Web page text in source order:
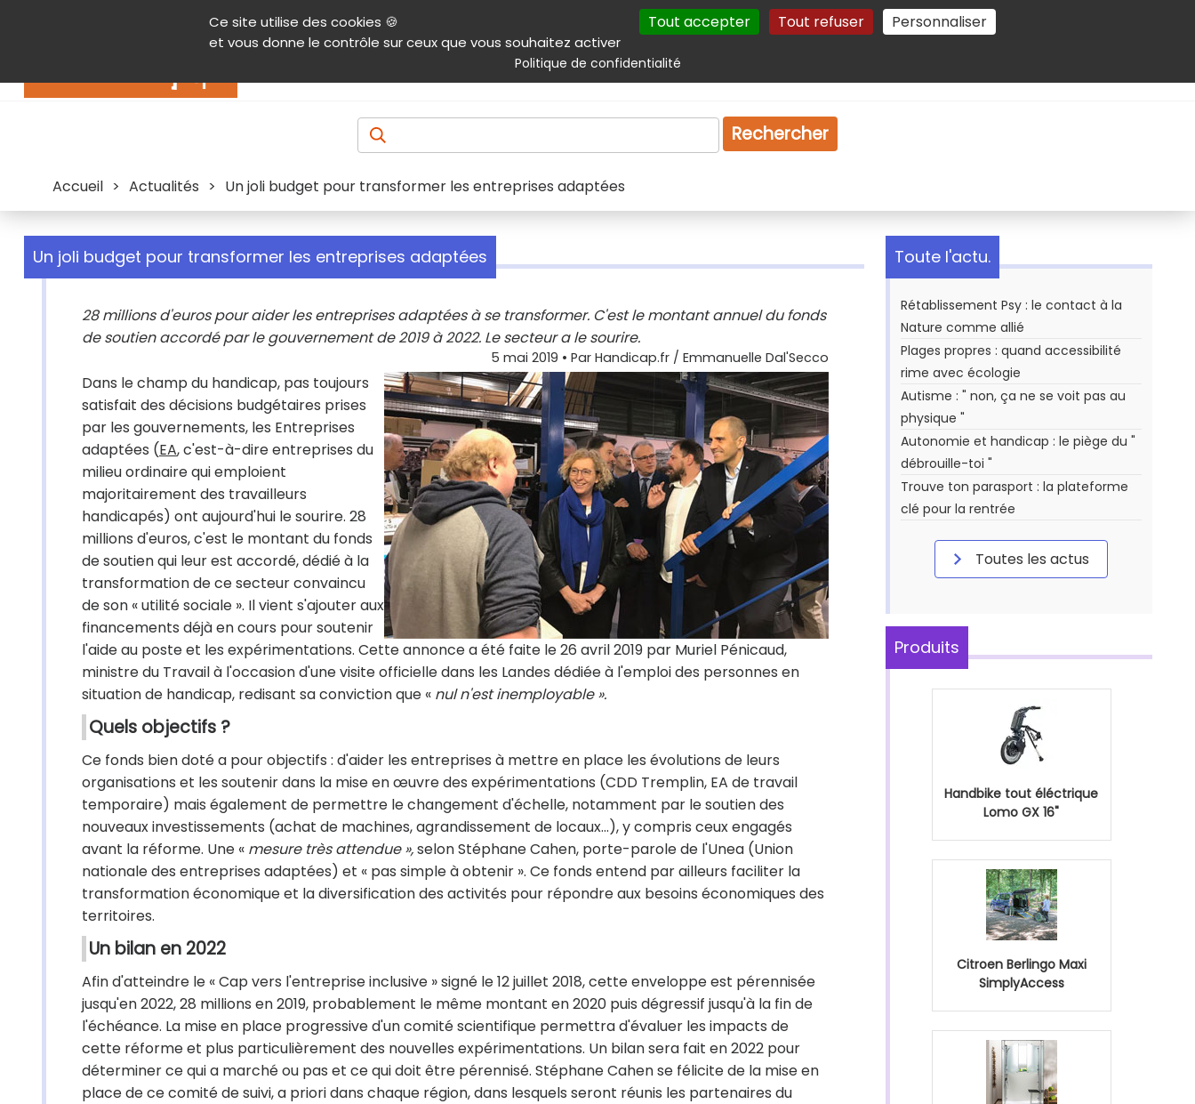
Ce site utilise des cookies 🍪
et vous donne le contrôle sur ceux que vous souhaitez activer
Tout accepter Tout refuser Personnaliser
Politique de confidentialité
Contenu Aide et accessibilité Menu principal Autres services Plan du site Gestion des cookies
Produits & services Emploi Droit
Rechercher
Accueil > Actualités > Un joli budget pour transformer les entreprises adaptées
Un joli budget pour transformer les entreprises adaptées
28 millions d'euros pour aider les entreprises adaptées à se transformer. C'est le montant annuel du fonds
de soutien accordé par le gouvernement de 2019 à 2022. Le secteur a le sourire.
5 mai 2019 • Par Handicap.fr / Emmanuelle Dal'Secco
Dans le champ du handicap, pas toujours
satisfait des décisions budgétaires prises
par les gouvernements, les Entreprises
adaptées (EA, c'est-à-dire entreprises du
milieu ordinaire qui emploient
majoritairement des travailleurs
handicapés) ont aujourd'hui le sourire. 28
millions d'euros, c'est le montant du fonds
de soutien qui leur est accordé, dédié à la
transformation de ce secteur convaincu
de son « utilité sociale ». Il vient s'ajouter aux
financements déjà en cours pour soutenir
l'aide au poste et les expérimentations. Cette annonce a été faite le 26 avril 2019 par Muriel Pénicaud,
ministre du Travail à l'occasion d'une visite officielle dans les Landes dédiée à l'emploi des personnes en
situation de handicap, redisant sa conviction que « nul n'est inemployable ».
Quels objectifs ?
Ce fonds bien doté a pour objectifs : d'aider les entreprises à mettre en place les évolutions de leurs
organisations et les soutenir dans la mise en œuvre des expérimentations (CDD Tremplin, EA de travail
temporaire) mais également de permettre le changement d'échelle, notamment par le soutien des
nouveaux investissements (achat de machines, agrandissement de locaux...), y compris ceux engagés
avant la réforme. Une « mesure très attendue »,selon Stéphane Cahen, porte-parole de l'Unea (Union
nationale des entreprises adaptées) et « pas simple à obtenir ». Ce fonds entend par ailleurs faciliter la
transformation économique et la diversification des activités pour répondre aux besoins économiques des
territoires.
Un bilan en 2022
Afin d'atteindre le « Cap vers l'entreprise inclusive » signé le 12 juillet 2018, cette enveloppe est pérennisée
jusqu'en 2022, 28 millions en 2019, probablement le même montant en 2020 puis dégressif jusqu'à la fin de
l'échéance. La mise en place progressive d'un comité scientifique permettra d'évaluer les impacts de
cette réforme et plus particulièrement des nouvelles expérimentations. Un bilan sera fait en 2022 pour
déterminer ce qui a marché ou pas et ce qui doit être pérennisé. Stéphane Cahen se félicite de la mise en
place de ce comité de suivi, a priori dans chaque région, dans lesquels seront réunis les partenaires du
Toute l'actu.
Rétablissement Psy : le contact à la
Nature comme allié
Plages propres : quand accessibilité
rime avec écologie
Autisme : " non, ça ne se voit pas au
physique "
Autonomie et handicap : le piège du "
débrouille-toi "
Trouve ton parasport : la plateforme
clé pour la rentrée
Toutes les actus
Produits
Handbike tout éléctrique
Lomo GX 16"
Citroen Berlingo Maxi
SimplyAccess